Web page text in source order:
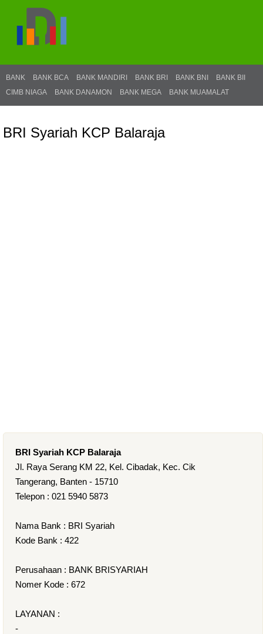
BANK BANK BCA BANK MANDIRI BANK BRI BANK BNI
BANK BII
CIMB NIAGA
BANK DANAMON BANK MEGA BANK MUAMALAT
BRI Syariah KCP Balaraja
BRI Syariah KCP Balaraja
Jl. Raya Serang KM 22, Kel. Cibadak, Kec. Cik
Tangerang, Banten - 15710
Telepon : 021 5940 5873
Nama Bank : BRI Syariah
Kode Bank : 422
Perusahaan : BANK BRISYARIAH
Nomer Kode : 672
LAYANAN :
-